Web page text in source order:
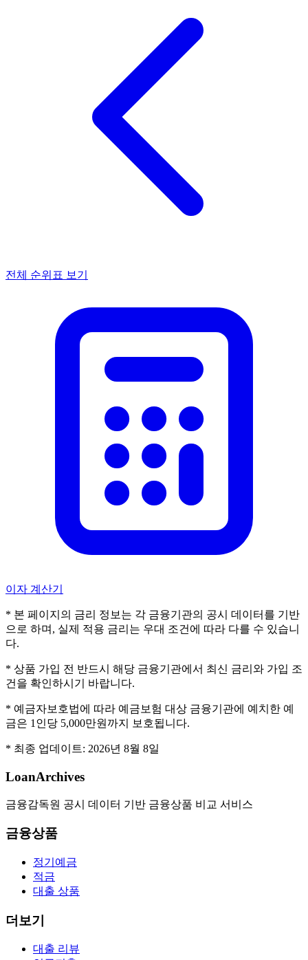
전체 순위표 보기
이자 계산기
* 본 페이지의 금리 정보는 각 금융기관의 공시 데이터를 기반
으로 하며, 실제 적용 금리는 우대 조건에 따라 다를 수 있습니
다.
* 상품 가입 전 반드시 해당 금융기관에서 최신 금리와 가입 조
건을 확인하시기 바랍니다.
* 예금자보호법에 따라 예금보험 대상 금융기관에 예치한 예
금은 1인당 5,000만원까지 보호됩니다.
* 최종 업데이트: 2026년 8월 8일
LoanArchives
금융감독원 공시 데이터 기반 금융상품 비교 서비스
금융상품
정기예금
적금
대출 상품
더보기
대출 리뷰